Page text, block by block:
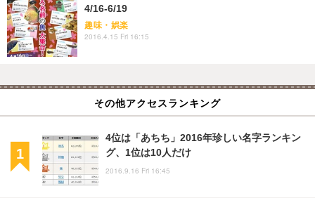
4/16-6/19
趣味・娯楽
2016.4.15 Fri 16:15
その他アクセスランキング
4位は「あちち」2016年珍しい名字ランキン
グ、1位は10人だけ
2016.9.16 Fri 16:45